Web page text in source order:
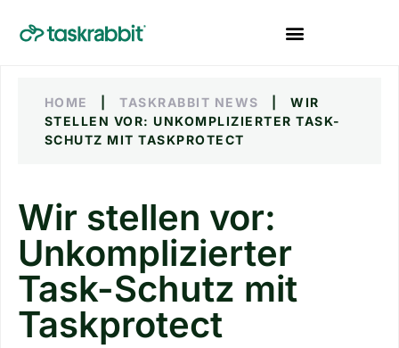
HOME TASKRABBIT NEWS
WIR
STELLEN VOR: UNKOMPLIZIERTER TASK-
SCHUTZ MIT TASKPROTECT
Wir stellen vor:
Unkomplizierter
Task-Schutz mit
Taskprotect